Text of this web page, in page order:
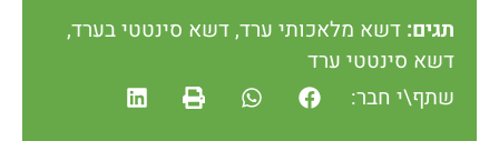
תגים: דשא מלאכותי ערד,דשא סינטטי בערד,
דשא סינטטי ערד
שתף\י חבר: